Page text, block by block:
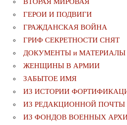
ВТОРАЯ МИРОВАЯ
ГЕРОИ И ПОДВИГИ
ГРАЖДАНСКАЯ ВОЙНА
ГРИФ СЕКРЕТНОСТИ СНЯТ
ДОКУМЕНТЫ и МАТЕРИАЛЫ
ЖЕНЩИНЫ В АРМИИ
ЗАБЫТОЕ ИМЯ
ИЗ ИСТОРИИ
ИЗ РЕДАКЦИОННОЙ ПОЧТЫ
ИЗ ФОНДОВ ВОЕННЫХ